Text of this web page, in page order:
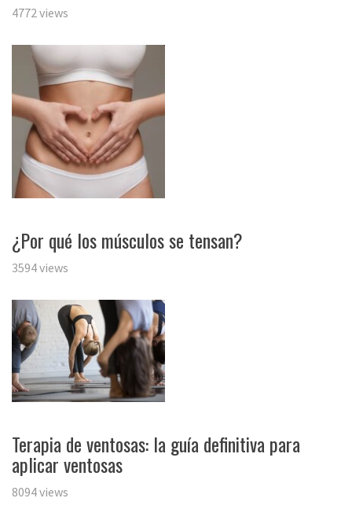
4772 views
¿Por qué los músculos se tensan?
3594 views
Terapia de ventosas: la guía definitiva para
aplicar ventosas
8094 views